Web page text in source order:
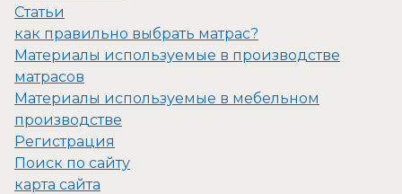
Статьи
как правильно выбрать матрас?
Материалы используемые в производстве
матрасов
Материалы используемые в мебельном
производстве
Регистрация
Поиск по сайту
карта сайта